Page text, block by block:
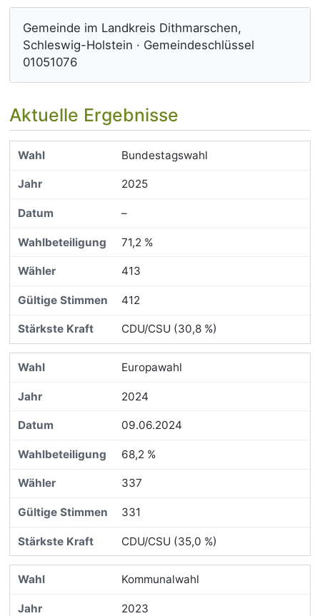
Gemeinde im Landkreis Dithmarschen,
Schleswig-Holstein · Gemeindeschlüssel
01051076
Aktuelle Ergebnisse
Bundestagswahl
2025
–
71,2 %
413
412
CDU/CSU (30,8 %)
Europawahl
2024
09.06.2024
68,2 %
337
331
CDU/CSU (35,0 %)
Kommunalwahl
2023